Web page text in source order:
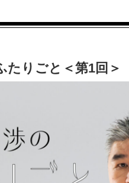
たりごと＜第1回＞